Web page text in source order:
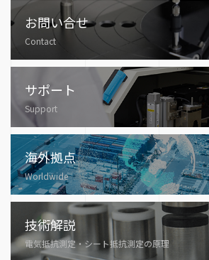
お問い合せ
Contact
サポート
Support
海外拠点
Worldwide
技術解説
電気抵抗測定・シート抵抗測定の原理